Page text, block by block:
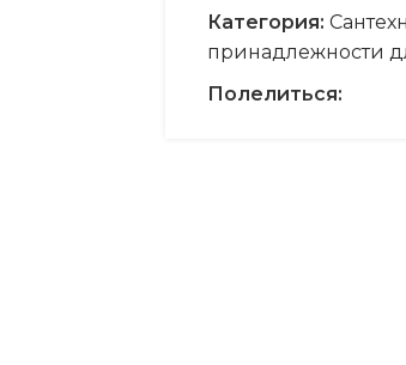
Категория:
принадлежности
Полелиться: